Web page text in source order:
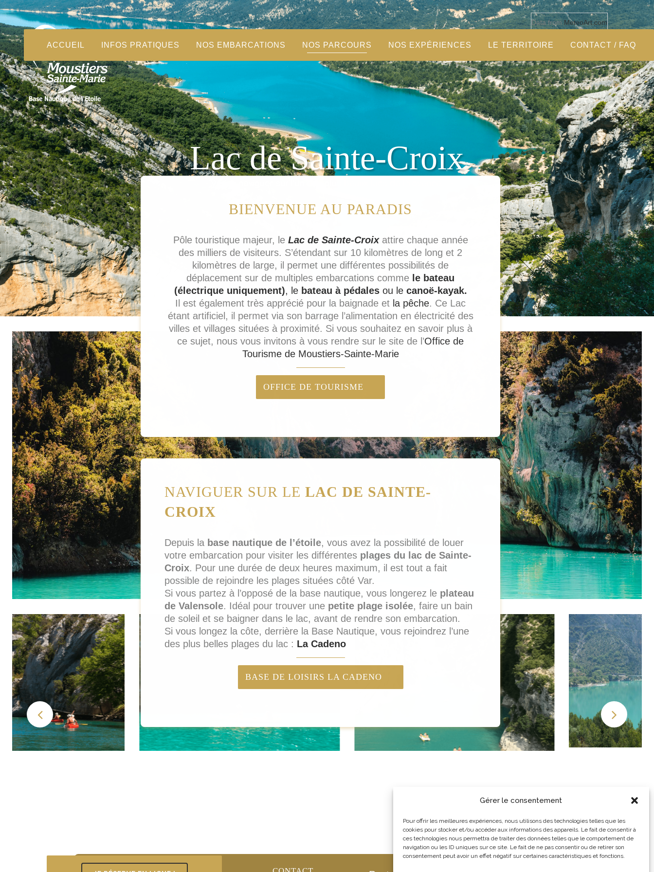
Gérer le consentement
Pour offrir les meilleures expériences, nous utilisons des technologies telles que les
cookies pour stocker et/ou accéder aux informations des appareils. Le fait de consentir à
ces technologies nous permettra de traiter des données telles que le comportement de
navigation ou les ID uniques sur ce site. Le fait de ne pas consentir ou de retirer son
consentement peut avoir un effet négatif sur certaines caractéristiques et fonctions.
Data from MeteoArt.com
ACCUEIL INFOS PRATIQUES NOS EMBARCATIONS NOS PARCOURS NOS EXPÉRIENCES LE TERRITOIRE CONTACT / FAQ
Lac de Sainte-Croix
BIENVENUE AU PARADIS
Pôle touristique majeur, leLac de Sainte-Croixattire chaque année
des milliers de visiteurs. S’étendant sur 10 kilomètres de long et 2
kilomètres de large, il permet une différentes possibilités de
déplacement sur de multiples embarcations comme le bateau
(électrique uniquement), le bateau à pédalesou le canoë-kayak.
Il est également très apprécié pour la baignade et la pêche. Ce Lac
étant artificiel, il permet via son barrage l’alimentation en électricité des
villes et villages situées à proximité. Si vous souhaitez en savoir plus à
ce sujet, nous vous invitons à vous rendre sur le site de l’Office de
Tourisme de Moustiers-Sainte-Marie
OFFICE DE TOURISME
NAVIGUER SUR LE LAC DE SAINTE-
CROIX
Depuis la base nautique de l’étoile, vous avez la possibilité de louer
votre embarcation pour visiter les différentes plages du lac de Sainte-
Croix. Pour une durée de deux heures maximum, il est tout a fait
possible de rejoindre les plages situées côté Var.
Si vous partez à l’opposé de la base nautique, vous longerez le plateau
de Valensole. Idéal pour trouver une petite plage isolée, faire un bain
de soleil et se baigner dans le lac, avant de rendre son embarcation.
Si vous longez la côte, derrière la Base Nautique, vous rejoindrez l’une
des plus belles plages du lac : La Cadeno
BASE DE LOISIRS LA CADENO